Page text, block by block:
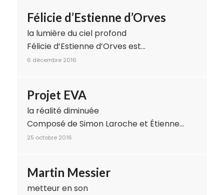
Félicie d’Estienne d’Orves
la lumière du ciel profond
Félicie d’Estienne d’Orves est…
6 décembre 2016
Projet EVA
la réalité diminuée
Composé de Simon Laroche et Étienne…
25 octobre 2016
Martin Messier
metteur en son